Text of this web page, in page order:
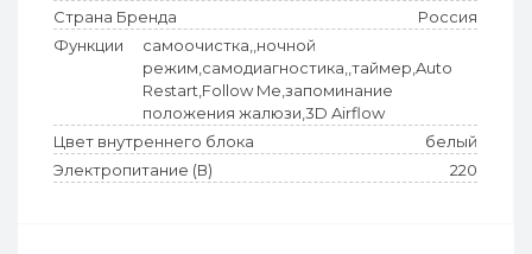
Страна Бренда
Россия
Функции
самоочистка,,ночной
режим,самодиагностика,,таймер,Auto
Restart,Follow Me,запоминание
положения жалюзи,3D Airflow
Цвет внутреннего блока
белый
Электропитание (В)
220